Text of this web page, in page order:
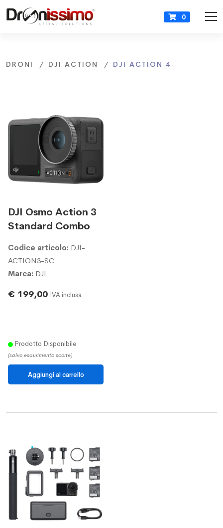
0
DRONI DJI ACTION DJI ACTION 4
DJI Osmo Action 3
Standard Combo
Codice articolo: DJI-
ACTION3-SC
Marca: DJI
€ 199,00 IVA inclusa
Prodotto Disponibile
(salvo esaurimento scorte)